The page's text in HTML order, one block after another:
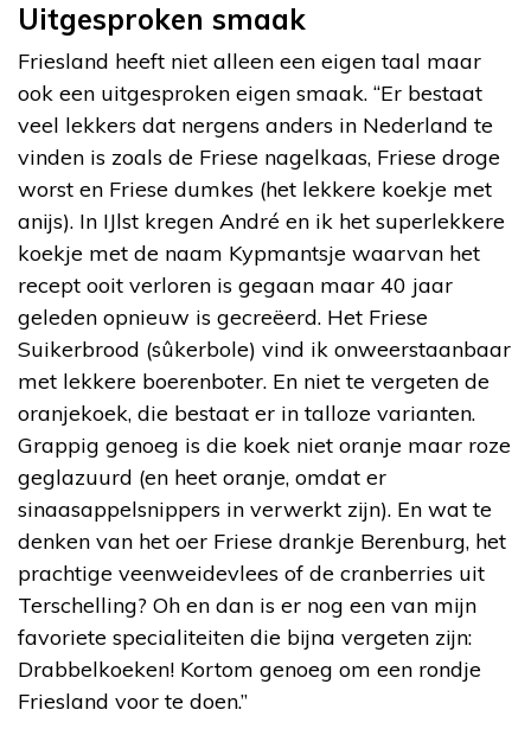
Uitgesproken smaak
Friesland heeft niet alleen een eigen taal maar
ook een uitgesproken eigen smaak. “Er bestaat
veel lekkers dat nergens anders in Nederland te
vinden is zoals de Friese nagelkaas, Friese droge
worst en Friese dumkes (het lekkere koekje met
anijs). In IJlst kregen André en ik het superlekkere
koekje met de naam Kypmantsje waarvan het
recept ooit verloren is gegaan maar 40 jaar
geleden opnieuw is gecreëerd. Het Friese
Suikerbrood (sûkerbole) vind ik onweerstaanbaar
met lekkere boerenboter. En niet te vergeten de
oranjekoek, die bestaat er in talloze varianten.
Grappig genoeg is die koek niet oranje maar roze
geglazuurd (en heet oranje, omdat er
sinaasappelsnippers in verwerkt zijn). En wat te
denken van het oer Friese drankje Berenburg, het
prachtige veenweidevlees of de cranberries uit
Terschelling? Oh en dan is er nog een van mijn
favoriete specialiteiten die bijna vergeten zijn:
Drabbelkoeken! Kortom genoeg om een rondje
Friesland voor te doen.”